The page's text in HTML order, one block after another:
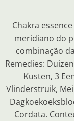
Chakra
meridiano do
combinação
Remedies:
Kusten, 3
Vlinderstruik,
Cordata.